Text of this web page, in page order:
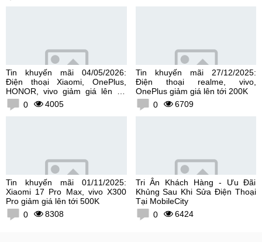
Tin khuyến mãi 04/05/2026:
Điện thoại Xiaomi, OnePlus,
HONOR, vivo giảm giá lên tới
300K0 4005
Tin khuyến mãi 27/12/2025:
Điện thoại realme, vivo,
OnePlus giảm giá lên tới 200K
0
6709
Tin khuyến mãi 01/11/2025:
Xiaomi 17 Pro Max, vivo X300
Pro giảm giá lên tới 500K
0
8308
Tri Ân Khách Hàng - Ưu Đãi
Khủng Sau Khi Sửa Điện Thoại
Tại MobileCity
0
6424